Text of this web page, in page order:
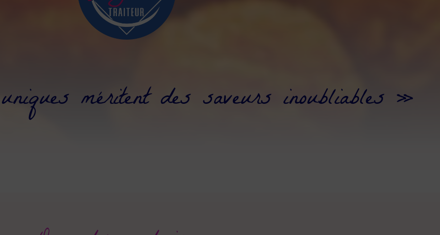
méritent des saveurs inoubliables »